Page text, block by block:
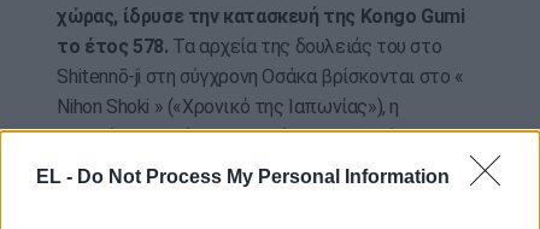
EL - Do Not Process My Personal Information
χώρας, ίδρυσε την κατασκευή της Kongo Gumi
το έτος 578. Τα αρχεία της δουλειάς του στο
Shitennō-ji στη σύγχρονη Οσάκα βρίσκονται στο «
Nihon Shoki » («Χρονικό της Ιαπωνίας»), η
παλαιότερη επίσημη ιστορία της Ιαπωνίας,
επομένως αναγνωρίζεται επίσημα ως η